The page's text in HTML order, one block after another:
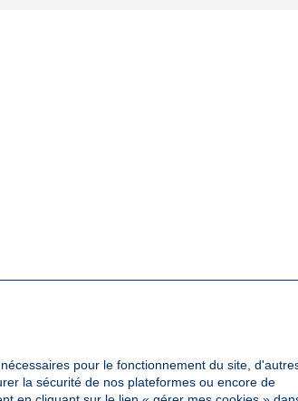
pour le fonctionnement du site,
la sécurité de nos plateformes ou encore de